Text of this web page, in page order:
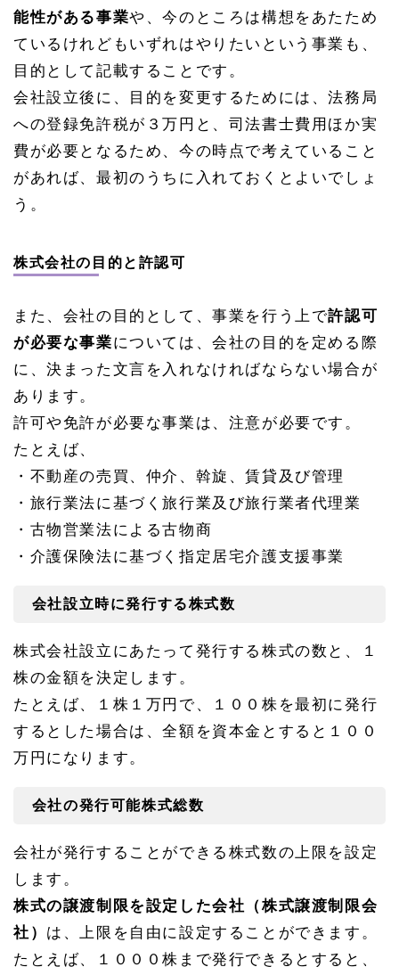
渡制
限と
は
1.
6
株式
会社
の資
人の
氏
所・
引受
株式
数
1.
8
会社
の営
度
1.
9
の公
0
株券
の発
行
1.
1
金銭
の出
資
1.
1
2
会社
の役
能性がある事業や、今のところは構想をあたため
ているけれどもいずれはやりたいという事業も、
目的として記載することです。
会社設立後に、目的を変更するためには、法務局
への登録免許税が３万円と、司法書士費用ほか実
費が必要となるため、今の時点で考えていること
があれば、最初のうちに入れておくとよいでしょ
う。
株式会社の目的と許認可
また、会社の目的として、事業を行う上で許認可
が必要な事業については、会社の目的を定める際
に、決まった文言を入れなければならない場合が
あります。
許可や免許が必要な事業は、注意が必要です。
たとえば、
・不動産の売買、仲介、斡旋、賃貸及び管理
・旅行業法に基づく旅行業及び旅行業者代理業
・古物営業法による古物商
・介護保険法に基づく指定居宅介護支援事業
会社設立時に発行する株式数
株式会社設立にあたって発行する株式の数と、１
株の金額を決定します。
たとえば、１株１万円で、１００株を最初に発行
するとした場合は、全額を資本金とすると１００
万円になります。
会社の発行可能株式総数
会社が発行することができる株式数の上限を設定
します。
株式の譲渡制限を設定した会社（株式譲渡制限会
社） は、上限を自由に設定することができます。
たとえば、１０００株まで発行できるとすると、